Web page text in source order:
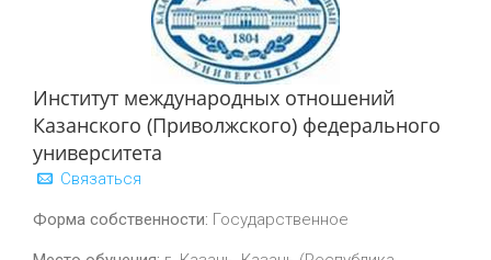
Институт международных отношений
Казанского (Приволжского) федерального
университета
Связаться
Форма собственности: Государственное